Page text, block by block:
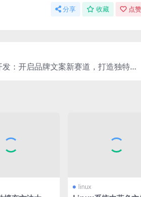
分享 收藏 点
：开启品牌文案新赛道，打造独特品
linux